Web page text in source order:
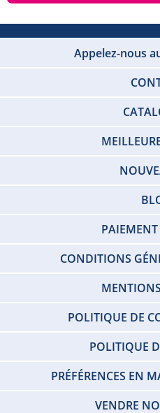
Appelez-nous
PAIEMENT
CONDITIONS
POLITIQUE DE
POLITIQUE
PRÉFÉRENCES EN
VENDRE